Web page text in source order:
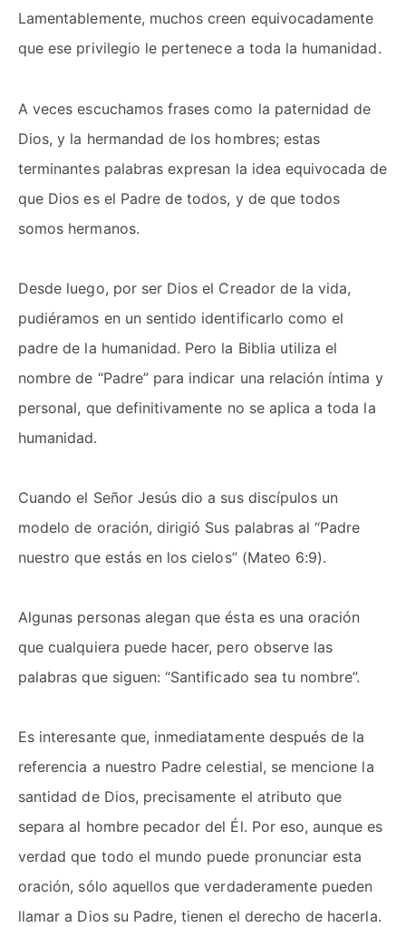
Lamentablemente, muchos creen equivocadamente
que ese privilegio le pertenece a toda la humanidad.
A veces escuchamos frases como la paternidad de
Dios, y la hermandad de los hombres; estas
terminantes palabras expresan la idea equivocada de
que Dios es el Padre de todos, y de que todos
somos hermanos.
Desde luego, por ser Dios el Creador de la vida,
pudiéramos en un sentido identificarlo como el
padre de la humanidad. Pero la Biblia utiliza el
nombre de “Padre” para indicar una relación íntima y
personal, que definitivamente no se aplica a toda la
humanidad.
Cuando el Señor Jesús dio a sus discípulos un
modelo de oración, dirigió Sus palabras al “Padre
nuestro que estás en los cielos” (Mateo 6:9).
Algunas personas alegan que ésta es una oración
que cualquiera puede hacer, pero observe las
palabras que siguen: “Santificado sea tu nombre”.
Es interesante que, inmediatamente después de la
referencia a nuestro Padre celestial, se mencione la
santidad de Dios, precisamente el atributo que
separa al hombre pecador del Él. Por eso, aunque es
verdad que todo el mundo puede pronunciar esta
oración, sólo aquellos que verdaderamente pueden
llamar a Dios su Padre, tienen el derecho de hacerla.